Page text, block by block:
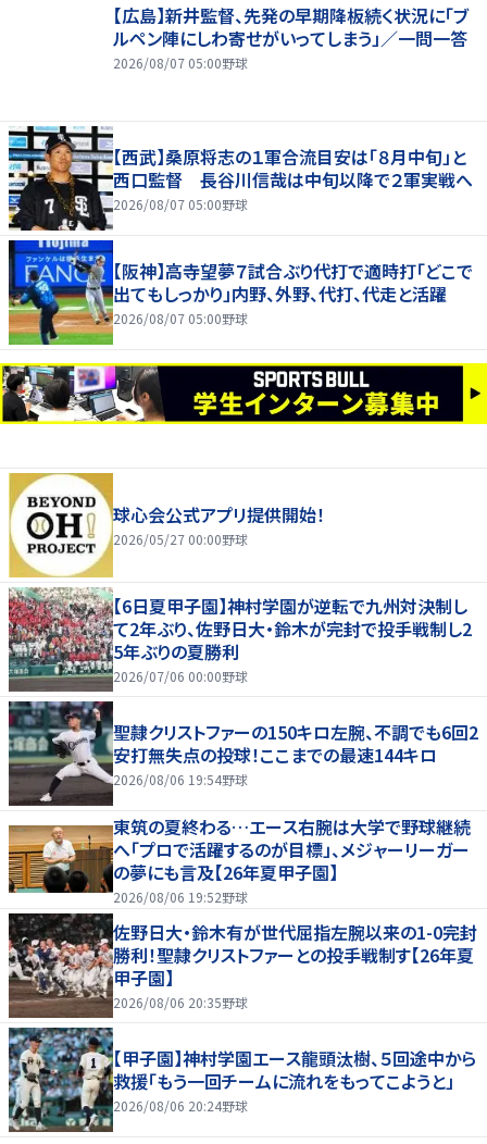
【広島】新井監督、先発の早期降板続く状況に「ブ
ルペン陣にしわ寄せがいってしまう」／一問一答
2026/08/07 05:00野球
【西武】桑原将志の１軍合流目安は「８月中旬」と
西口監督 長谷川信哉は中旬以降で２軍実戦へ
2026/08/07 05:00野球
【阪神】高寺望夢７試合ぶり代打で適時打「どこで
出てもしっかり」内野、外野、代打、代走と活躍
2026/08/07 05:00野球
球心会公式アプリ提供開始！
2026/05/27 00:00野球
【6日夏甲子園】神村学園が逆転で九州対決制し
て2年ぶり、佐野日大・鈴木が完封で投手戦制し2
5年ぶりの夏勝利
2026/07/06 00:00野球
聖隷クリストファーの150キロ左腕、不調でも6回2
安打無失点の投球！ここまでの最速144キロ
2026/08/06 19:54野球
東筑の夏終わる…エース右腕は大学で野球継続
へ「プロで活躍するのが目標」、メジャーリーガー
の夢にも言及【26年夏甲子園】
2026/08/06 19:52野球
佐野日大・鈴木有が世代屈指左腕以来の1-0完封
勝利！聖隷クリストファーとの投手戦制す【26年夏
甲子園】
2026/08/06 20:35野球
【甲子園】神村学園エース龍頭汰樹、５回途中から
救援「もう一回チームに流れをもってこようと」
2026/08/06 20:24野球